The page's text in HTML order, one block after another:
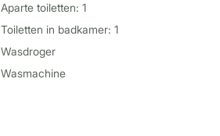
Aparte toiletten: 1
Toiletten in badkamer: 1
Wasdroger
Wasmachine